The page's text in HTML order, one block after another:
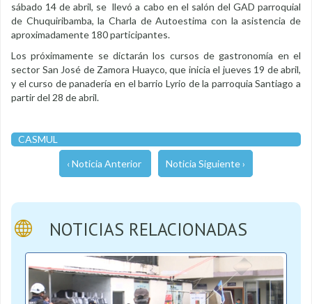
sábado 14 de abril, se llevó a cabo en el salón del GAD parroquial
de Chuquiribamba, la Charla de Autoestima con la asistencia de
aproximadamente 180 participantes.
Los próximamente se dictarán los cursos de gastronomía en el
sector San José de Zamora Huayco, que inicia el jueves 19 de abril,
y el curso de panadería en el barrio Lyrio de la parroquia Santiago a
partir del 28 de abril.
CASMUL
‹ Noticia Anterior Noticia Siguiente ›
NOTICIAS RELACIONADAS